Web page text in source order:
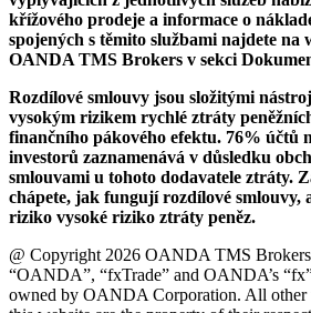
křížového prodeje a informace o
spojených s těmito službami najdete na
OANDA TMS Brokers v sekci
Rozdílové smlouvy jsou složitými
vysokým rizikem rychlé ztráty
finančního pákového efektu. 76% účtů
investorů zaznamenává v důsledku
smlouvami u tohoto dodavatele ztráty.
chápete, jak fungují rozdílové smlouvy,
riziko vysoké riziko ztráty peněz.
@ Copyright 2026 OANDA TMS
“OANDA”, “fxTrade” and OANDA’s
owned by OANDA Corporation. All other